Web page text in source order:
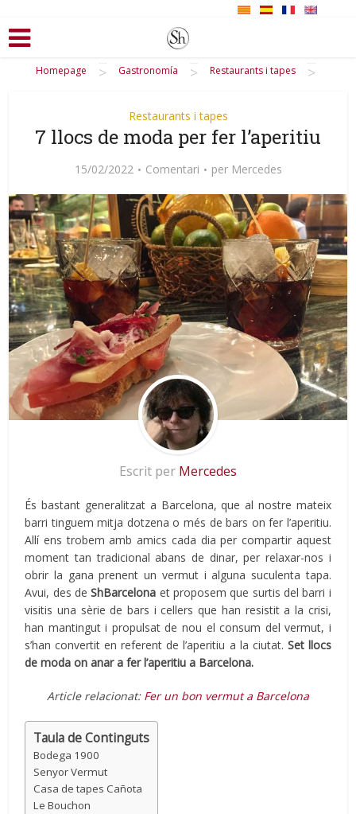
Homepage > Gastronomía > Restaurants i tapes >
Restaurants i tapes
7 llocs de moda per fer l’aperitiu
15/02/2022 Comentari per Mercedes
Escrit per Mercedes
És bastant generalitzat a Barcelona, que al nostre mateix
barri tinguem mitja dotzena o més de bars on fer l’aperitiu.
Allí ens trobem amb amics cada dia per compartir aquest
moment tan tradicional abans de dinar, per relaxar-nos i
obrir la gana prenent un vermut i alguna suculenta tapa.
Avui, des deShBarcelona et proposem que surtis del barri i
visitis una sèrie de bars i cellers que han resistit a la crisi,
han mantingut i propulsat de nou el consum del vermut, i
s’han convertit en referent de l’aperitiu a la ciutat. Set llocs
de moda on anar a fer l’aperitiu a Barcelona.
Article relacionat: Fer un bon vermut a Barcelona
Taula de Continguts
Bodega 1900
Senyor Vermut
Casa de tapes Cañota
Le Bouchon